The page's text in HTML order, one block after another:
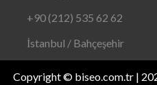
+90 (212) 535 62 62
İstanbul / Bahçeşehir
Copyright © biseo.com.tr |